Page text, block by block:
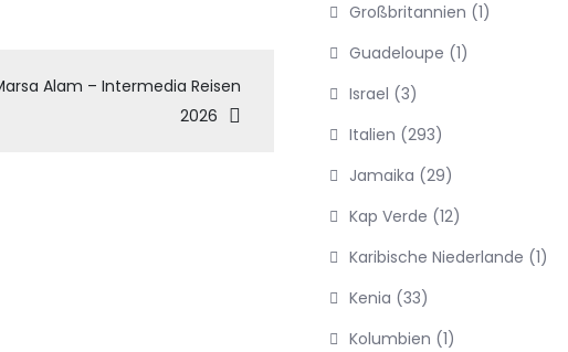
Alam – Intermedia Reisen
2026
Großbritannien (1)
Guadeloupe (1)
Israel (3)
Italien (293)
Jamaika (29)
Kap Verde (12)
Karibische Niederlande (1)
Kenia (33)
Kolumbien (1)